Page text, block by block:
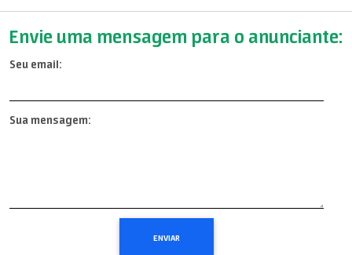
Envie uma mensagem para o anunciante:
Seu email:
Sua mensagem: